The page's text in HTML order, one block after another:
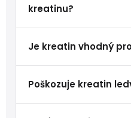
kreatinu?
Je kreatin vhodný
Poškozuje kreatin